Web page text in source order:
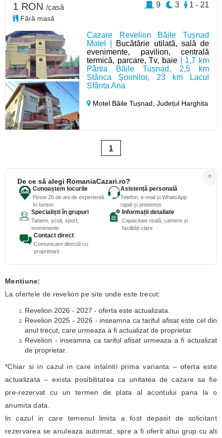
Cazare Revelion Băile Tușnad
Motel | Bucătărie utilată, sală de
evenimente, pavilion, centrală
termică, parcare, Tv, baie | 1,7 km
Pârtia Băile Tușnad, 2,5 km
Stânca Șoimilor, 23 km Lacul
Sfânta Ana
Motel Băile Tușnad,Județul Harghita
1 RON /casă
Fără masă
1 - 21
3
9
1
De ce să alegi RomaniaCazari.ro?
Cunoaștem locurile
Peste 20 de ani de experiență
în turism
Asistență personală
Telefon, e-mail și WhatsApp
rapid și prietenos
Specialiști în grupuri
Tabere, școli, sport,
evenimente
Informații detaliate
Capacitate reală, camere și
facilități clare
Contact direct
Comunicare directă cu
proprietarii
Mentiune:
La ofertele de revelion pe site unde este trecut:
Revelion 2026 - 2027 - oferta este actualizata.
Revelion 2025 - 2026 - inseamna ca tariful afisat este cel din
anul trecut, care urmeaza a fi actualizat de proprietar.
Revelion - inseamna ca tariful afisat urmeaza a fi actualizat
de proprietar.
*Chiar si in cazul in care intalniti prima varianta – oferta este
actualizata – exista posibilitatea ca unitatea de cazare sa fie
pre-rezervat cu un termen de plata al acontului pana la o
anumita data.
In cazul in care temenul limita a fost depasit de solicitant
rezervarea se anuleaza automat, spre a fi oferit altui grup cu alt